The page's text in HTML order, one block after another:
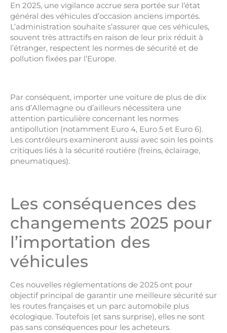
En 2025, une vigilance accrue sera portée sur l’état
général des véhicules d’occasion anciens importés.
L’administration souhaite s’assurer que ces véhicules,
souvent très attractifs en raison de leur prix réduit à
l’étranger, respectent les normes de sécurité et de
pollution fixées par l’Europe.
Par conséquent, importer une voiture de plus de dix
ans d’Allemagne ou d’ailleurs nécessitera une
attention particulière concernant les normes
antipollution (notamment Euro 4, Euro 5 et Euro 6).
Les contrôleurs examineront aussi avec soin les points
critiques liés à la sécurité routière (freins, éclairage,
pneumatiques).
Les conséquences des
changements 2025 pour
l’importation des
véhicules
Ces nouvelles réglementations de 2025 ont pour
objectif principal de garantir une meilleure sécurité sur
les routes françaises et un parc automobile plus
écologique. Toutefois (et sans surprise), elles ne sont
pas sans conséquences pour les acheteurs.